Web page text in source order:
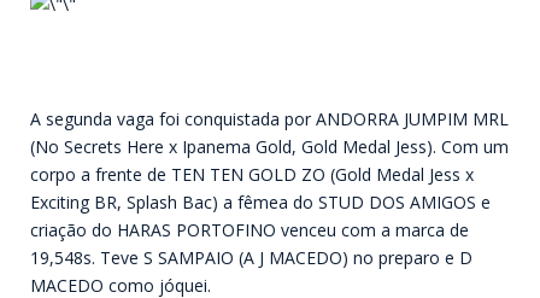
A segunda vaga foi conquistada por ANDORRA JUMPIM MRL
(No Secrets Here x Ipanema Gold, Gold Medal Jess). Com um
corpo a frente de TEN TEN GOLD ZO (Gold Medal Jess x
Exciting BR, Splash Bac) a fêmea do STUD DOS AMIGOS e
criação do HARAS PORTOFINO venceu com a marca de
19,548s. Teve S SAMPAIO (A J MACEDO) no preparo e D
MACEDO como jóquei.